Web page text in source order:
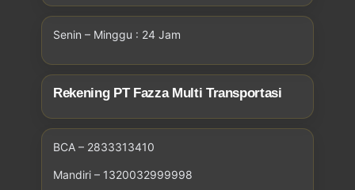
Senin – Minggu : 24 Jam
Rekening PT Fazza Multi Transportasi
BCA – 2833313410
Mandiri – 1320032999998